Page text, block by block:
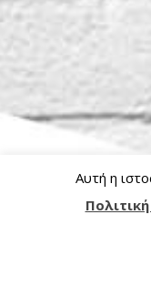
0
Αυτή η